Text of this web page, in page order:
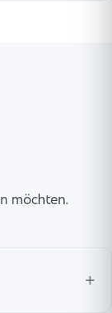
möchten.